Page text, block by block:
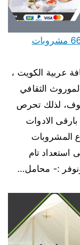
خدمة ضيافة عربية الكويت 66875552 مشروبات
عربية الكويت ،
الثقافي
لذلك تحرص
الادوات
المشروبات
استعداد تام
ونوفر :- محامل…